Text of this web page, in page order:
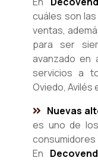
cuáles son
ventas,
para ser
avanzado en
servicios a
Oviedo, Avilés
Nuevas
es uno de
En